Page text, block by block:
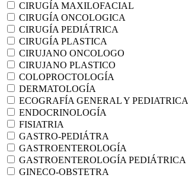
CIRUGÍA MAXILOFACIAL
CIRUGÍA ONCOLOGICA
CIRUGÍA PEDIÁTRICA
CIRUGÍA PLASTICA
CIRUJANO ONCOLOGO
CIRUJANO PLASTICO
COLOPROCTOLOGÍA
DERMATOLOGÍA
ECOGRAFÍA GENERAL Y PEDIATRICA
ENDOCRINOLOGÍA
FISIATRIA
GASTRO-PEDIÁTRA
GASTROENTEROLOGÍA
GASTROENTEROLOGÍA PEDIÁTRICA
GINECO-OBSTETRA